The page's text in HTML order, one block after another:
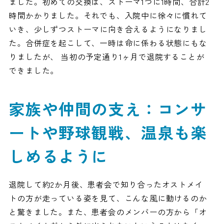
時間かかりました。それでも、入院中に徐々に慣れて
いき、少しずつストーマに向き合えるようになりまし
た。合併症を起こして、一時は命に係わる状態にもな
りましたが、 当初の予定通り1ヶ月で退院することが
できました。
家族や仲間の支え：コンサ
ートや野球観戦、温泉も楽
しめるように
退院して約2か月後、患者会で知り合ったオストメイ
トの方が走っている姿を見て、こんな風に動けるのか
と驚きました。また、患者会のメンバーの方から「オ